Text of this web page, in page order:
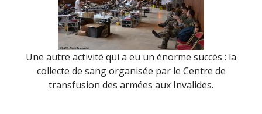
Une autre activité qui a eu un énorme succès : la
collecte de sang organisée par le Centre de
transfusion des armées aux Invalides.